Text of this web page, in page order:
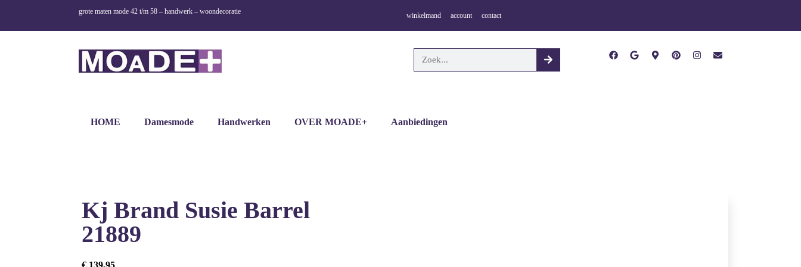
grote maten mode 42 t/m 58 – handwerk – woondecoratie
winkelmand account contact
HOME Damesmode Handwerken OVER MOADE+ Aanbiedingen
Kj Brand Susie Barrel
21889